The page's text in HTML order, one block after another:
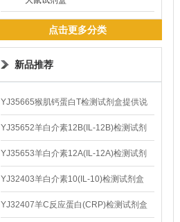
点击更多分类
新品推荐
YJ35665猴肌钙蛋白T检测试剂盒提供说
明书
YJ35652羊白介素12B(IL-12B)检测试剂
盒
YJ35653羊白介素12A(IL-12A)检测试剂
盒
YJ32403羊白介素10(IL-10)检测试剂盒
YJ32407羊C反应蛋白(CRP)检测试剂盒